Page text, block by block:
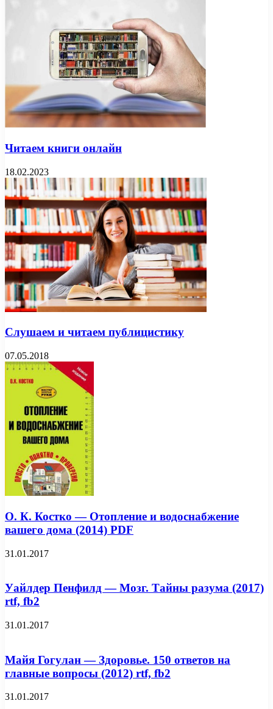
Читаем книги онлайн
18.02.2023
Слушаем и читаем публицистику
07.05.2018
О. К. Костко — Отопление и водоснабжение
вашего дома (2014) PDF
31.01.2017
Уайлдер Пенфилд — Мозг. Тайны разума (2017)
rtf, fb2
31.01.2017
Майя Гогулан — Здоровье. 150 ответов на
главные вопросы (2012) rtf, fb2
31.01.2017